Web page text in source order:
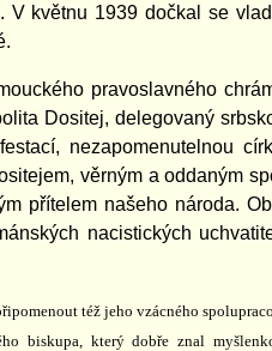
květnu 1939 dočkal se
pravoslavného
Dositej, delegovaný
nezapomenutelnou
věrným a oddaným
přítelem našeho národa.
nacistických
též jeho vzácného
biskupa, který dobře znal